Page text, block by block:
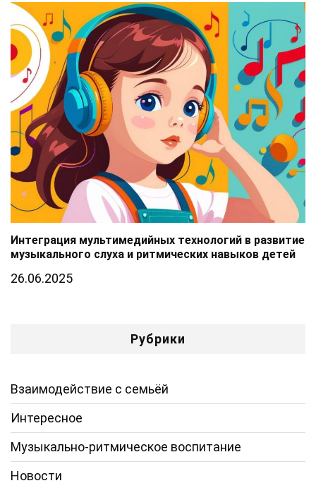
Интеграция мультимедийных технологий в развитие
музыкального слуха и ритмических навыков детей
26.06.2025
Рубрики
Взаимодействие с семьёй
Интересное
Музыкально-ритмическое воспитание
Новости